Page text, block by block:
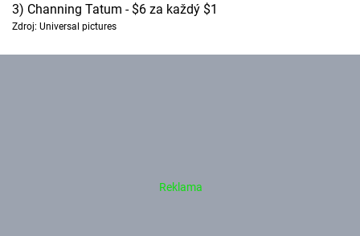
3) Channing Tatum - $6 za každý $1
Zdroj: Universal pictures